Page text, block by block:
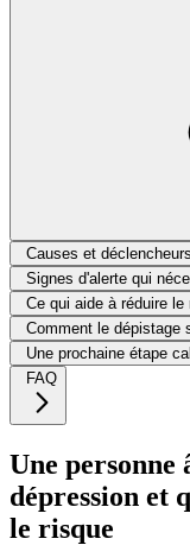
Causes et
Signes d'alerte qui
Ce qui aide à réduire le
Comment le dépistage
Une prochaine étape
FAQ
Une personne
dépression et
le risque